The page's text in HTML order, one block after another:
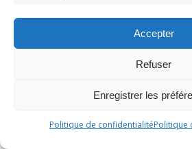
Accepter
Refuser
Enregistrer les
Politique de confidentialitéPolitique